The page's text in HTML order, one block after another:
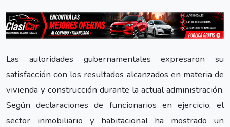
Las autoridades gubernamentales expresaron su
satisfacción con los resultados alcanzados en materia de
vivienda y construcción durante la actual administración.
Según declaraciones de funcionarios en ejercicio, el
sector inmobiliario y habitacional ha mostrado un